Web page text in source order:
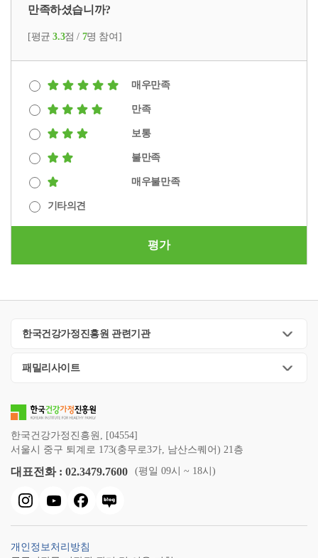
만족하셨습니까?
[평균3.3점 / 7명 참여]
매우만족
만족
보통
불만족
매우불만족
기타의견
평가
한국건강가정진흥원 관련기관
패밀리사이트
한국건강가정진흥원, [04554]
서울시 중구 퇴계로 173(충무로3가, 남산스퀘어) 21층
대표전화 : 02.3479.7600 (평일 09시 ~ 18시)
개인정보처리방침